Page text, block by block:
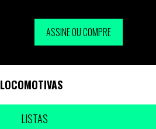
ASSINE OU COMPRE
LOCOMOTIVAS
LISTAS